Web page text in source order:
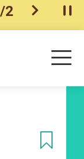
/2 下一個開
目